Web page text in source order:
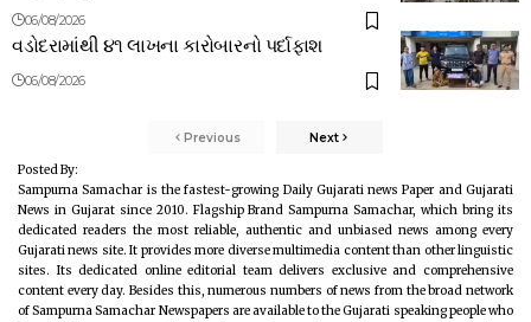
06/08/2026
વડોદરામાંથી ૪૧ લાખના કારોબારનો પર્દાફાશ
06/08/2026
Previous Next
Posted By:
Sampurna Samachar is the fastest-growing Daily Gujarati news Paper and Gujarati
News in Gujarat since 2010. Flagship Brand Sampurna Samachar, which bring its
dedicated readers the most reliable, authentic and unbiased news among every
Gujarati news site. It provides more diverse multimedia content than other linguistic
sites. Its dedicated online editorial team delivers exclusive and comprehensive
content every day. Besides this, numerous numbers of news from the broad network
of Sampurna Samachar Newspapers are available to the Gujarati speaking people who